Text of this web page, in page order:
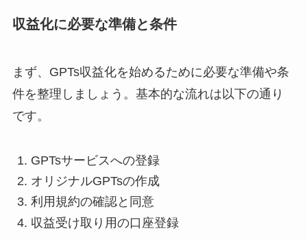
収益化に必要な準備と条件
まず、GPTs収益化を始めるために必要な準備や条
件を整理しましょう。基本的な流れは以下の通り
です。
GPTsサービスへの登録
オリジナルGPTsの作成
利用規約の確認と同意
収益受け取り用の口座登録